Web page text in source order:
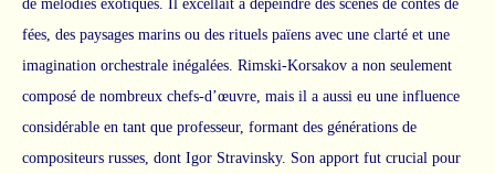
de mélodies exotiques. Il excellait à dépeindre des scènes de contes de
fées, des paysages marins ou des rituels païens avec une clarté et une
imagination orchestrale inégalées. Rimski-Korsakov a non seulement
composé de nombreux chefs-d’œuvre, mais il a aussi eu une influence
considérable en tant que professeur, formant des générations de
compositeurs russes, dont Igor Stravinsky. Son apport fut crucial pour